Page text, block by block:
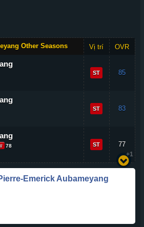
Other Seasons Vị trí OVR
ST 85
ST 83
78 ST
77
+1
Emerick Aubameyang